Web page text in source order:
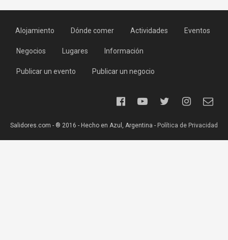
Alojamiento Dónde comer Actividades Eventos
Negocios Lugares Información
Publicar un evento Publicar un negocio
Salidores.com - ® 2016 - Hecho en Azul, Argentina - Política de Privacidad